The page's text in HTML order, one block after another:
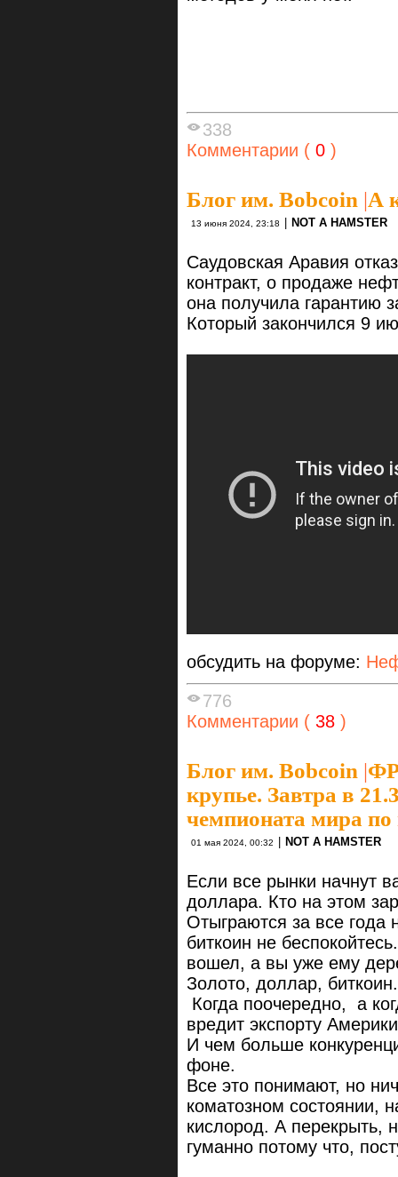
338
Комментарии ( 0 )
Блог им. Bobcoin |А
13 июня 2024, 23:18 | NOT A HAMSTER
Саудовская Аравия
контракт, о продаже
она получила гарантию
Который закончился 9
обсудить на форуме:
776
Комментарии ( 38 )
Блог им. Bobcoin |
крупье. Завтра в
чемпионата мира по
01 мая 2024, 00:32 NOT A HAMSTER
Если все рынки начнут
доллара. Кто на этом
Отыграются за все
биткоин не
вошел, а вы уже ему
Золото, доллар,
Когда поочередно, а
вредит экспорту
И чем больше
фоне.
Все это понимают, но
коматозном состоянии,
кислород. А перекрыть,
гуманно потому что,